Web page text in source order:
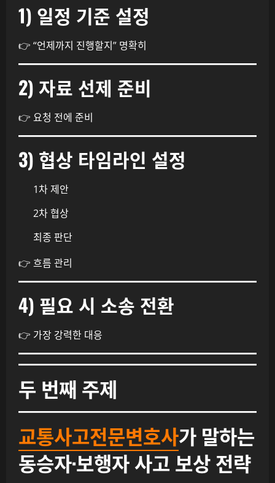
1) 일정 기준 설정
👉 “언제까지 진행할지” 명확히
2) 자료 선제 준비
👉 요청 전에 준비
3) 협상 타임라인 설정
1차 제안
2차 협상
최종 판단
👉 흐름 관리
4) 필요 시 소송 전환
👉 가장 강력한 대응
두 번째 주제
교통사고전문변호사가 말하는
동승자·보행자 사고 보상 전략